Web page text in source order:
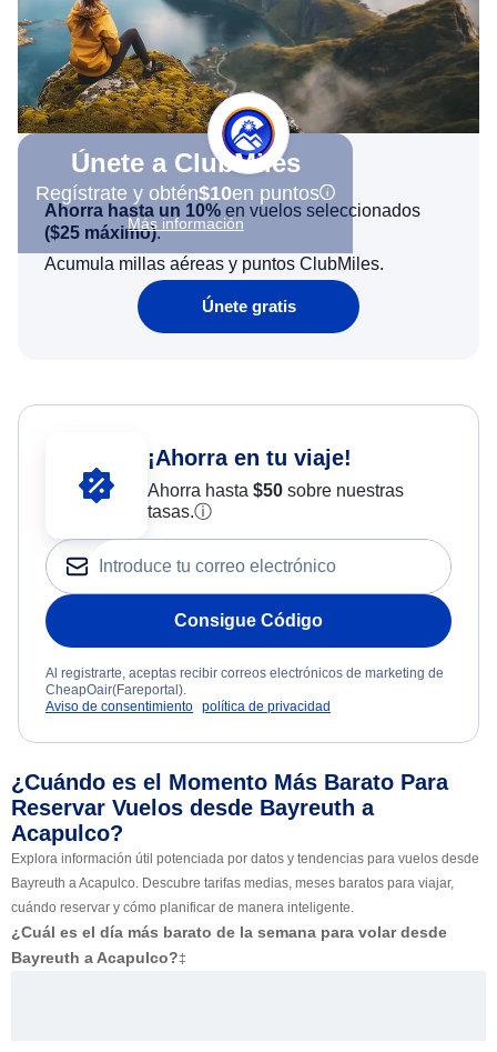
Únete a ClubMiles
Regístrate y obtén$10en puntos
Más información
Ahorra hasta un 10% en vuelos seleccionados
($25 máximo).
Acumula millas aéreas y puntos ClubMiles.
Únete gratis
¡Ahorra en tu viaje!
Ahorra hasta $50sobre nuestras
tasas.ⓘ
Consigue Código
Al registrarte, aceptas recibir correos electrónicos de marketing de
CheapOair(Fareportal).
Aviso de consentimiento política de privacidad
¿Cuándo es el Momento Más Barato Para
Reservar Vuelos desde Bayreuth a
Acapulco?
Explora información útil potenciada por datos y tendencias para vuelos desde
Bayreuth a Acapulco. Descubre tarifas medias, meses baratos para viajar,
cuándo reservar y cómo planificar de manera inteligente.
¿Cuál es el día más barato de la semana para volar desde
Bayreuth a Acapulco?‡